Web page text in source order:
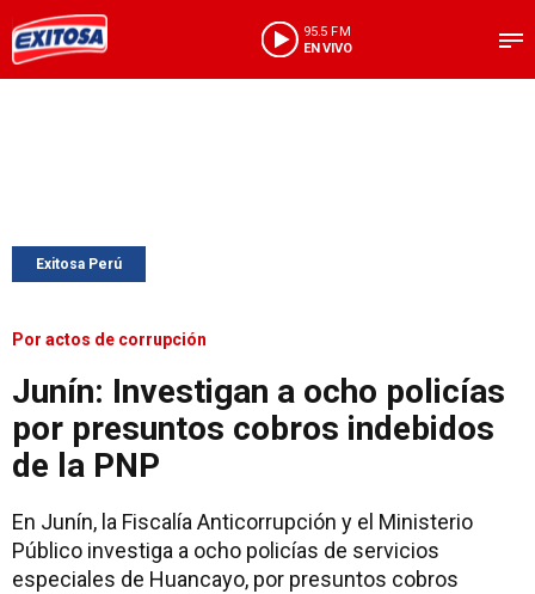
95.5 FM
EN VIVO
Exitosa Perú
Por actos de corrupción
Junín: Investigan a ocho policías
por presuntos cobros indebidos
de la PNP
En Junín, la Fiscalía Anticorrupción y el Ministerio
Público investiga a ocho policías de servicios
especiales de Huancayo, por presuntos cobros